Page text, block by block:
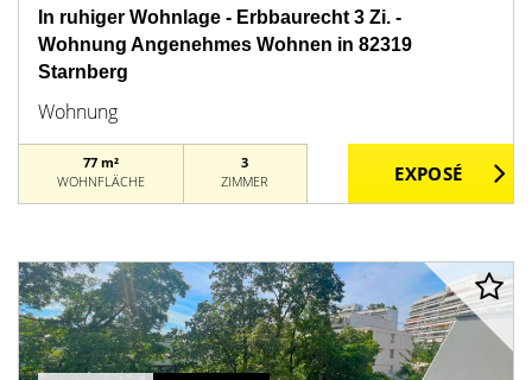
In ruhiger Wohnlage - Erbbaurecht 3 Zi. -
Wohnung Angenehmes Wohnen in 82319
Starnberg
Wohnung
77 m²
WOHNFLÄCHE
3
ZIMMER